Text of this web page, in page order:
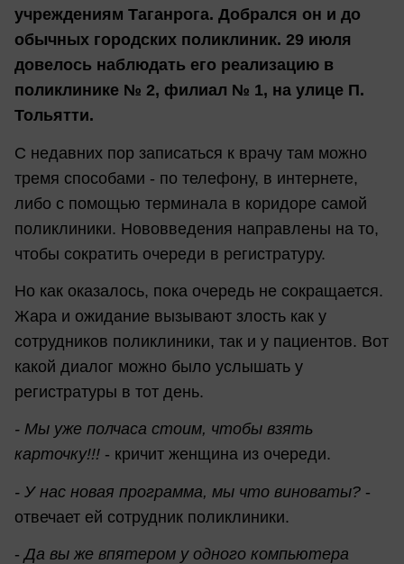
учреждениям Таганрога. Добрался он и до
обычных городских поликлиник. 29 июля
довелось наблюдать его реализацию в
поликлинике № 2, филиал № 1, на улице П.
Тольятти.
С недавних пор записаться к врачу там можно
тремя способами - по телефону, в интернете,
либо с помощью терминала в коридоре самой
поликлиники. Нововведения направлены на то,
чтобы сократить очереди в регистратуру.
Но как оказалось, пока очередь не сокращается.
Жара и ожидание вызывают злость как у
сотрудников поликлиники, так и у пациентов. Вот
какой диалог можно было услышать у
регистратуры в тот день.
- Мы уже полчаса стоим, чтобы взять
карточку!!! - кричит женщина из очереди.
- У нас новая программа, мы что виноваты? -
отвечает ей сотрудник поликлиники.
- Да вы же впятером у одного компьютера